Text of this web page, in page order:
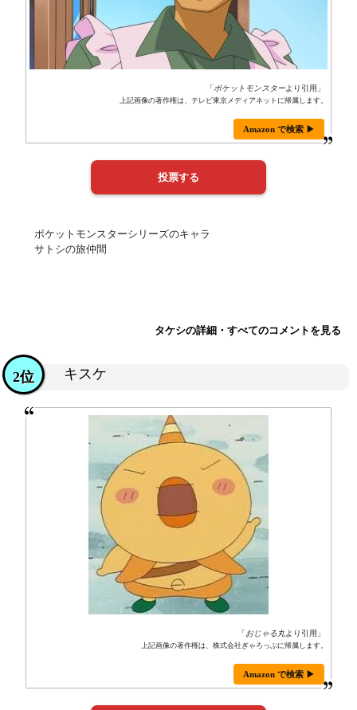
「ポケットモンスターより引用」
上記画像の著作権は、テレビ東京メディアネットに帰属します。
Amazon で検索 ▶
ポケットモンスターシリーズのキャラ
サトシの旅仲間
タケシの詳細・すべてのコメントを見る
キスケ
2位
「おじゃる丸より引用」
上記画像の著作権は、株式会社ぎゃろっぷに帰属します。
Amazon で検索 ▶